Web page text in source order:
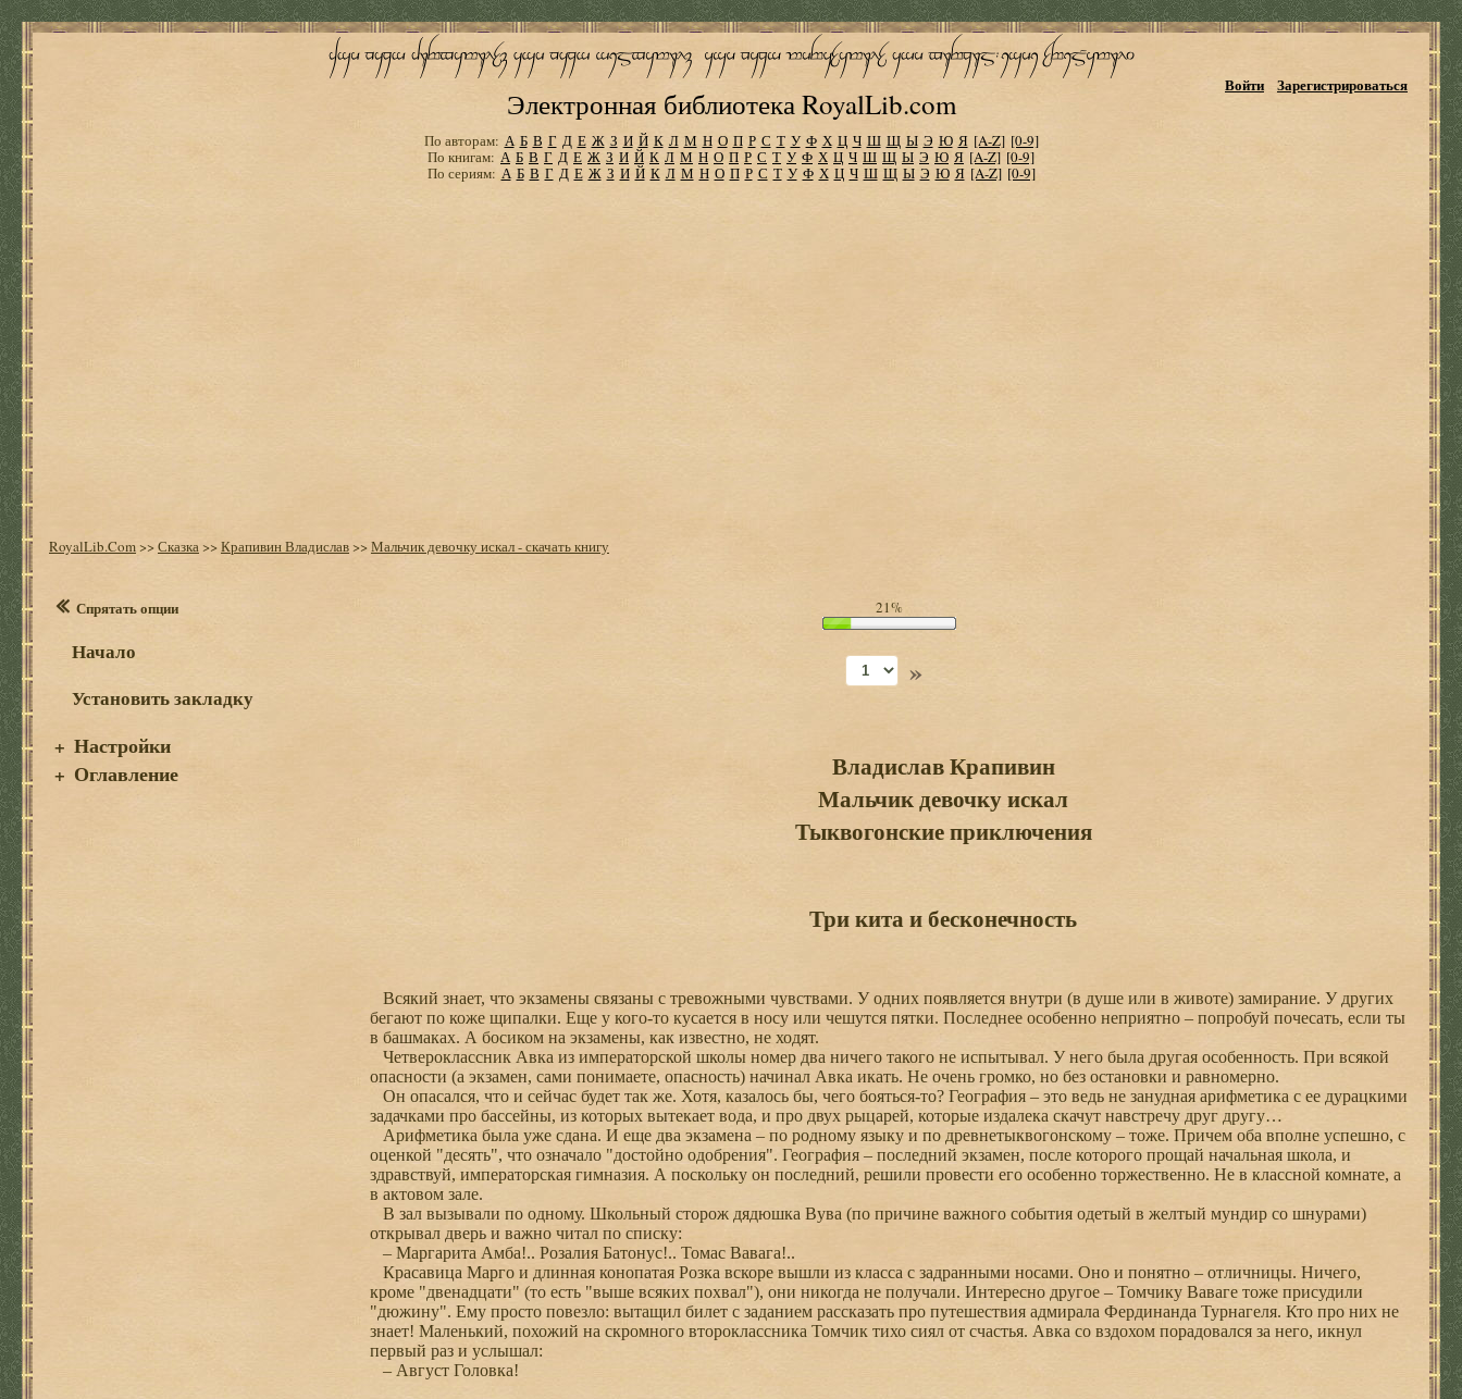
Электронная библиотека RoyalLib.com
Войти Зарегистрироваться
По авторам: А Б В Г Д Е Ж З И Й К Л М Н О П Р С Т У Ф Х Ц Ч Ш Щ Ы Э Ю Я [A-Z] [0-9]
По книгам: А Б В Г Д Е Ж З И Й К Л М Н О П Р С Т У Ф Х Ц Ч Ш Щ Ы Э Ю Я [A-Z] [0-9]
По сериям: А Б В Г Д Е Ж З И Й К Л М Н О П Р С Т У Ф Х Ц Ч Ш Щ Ы Э Ю Я [A-Z] [0-9]
RoyalLib.Com>>Сказка>>Крапивин Владислав>>Мальчик девочку искал - скачать книгу
Спрятать опции
Начало
Установить закладку
+ Настройки
+ Оглавление
21%
»
Владислав Крапивин
Мальчик девочку искал
Тыквогонские приключения
Три кита и бесконечность
Всякий знает, что экзамены связаны с тревожными чувствами. У одних появляется внутри (в душе или в животе) замирание. У других
бегают по коже щипалки. Еще у кого-то кусается в носу или чешутся пятки. Последнее особенно неприятно – попробуй почесать, если ты
в башмаках. А босиком на экзамены, как известно, не ходят.
Четвероклассник Авка из императорской школы номер два ничего такого не испытывал. У него была другая особенность. При всякой
опасности (а экзамен, сами понимаете, опасность) начинал Авка икать. Не очень громко, но без остановки и равномерно.
Он опасался, что и сейчас будет так же. Хотя, казалось бы, чего бояться-то? География – это ведь не занудная арифметика с ее дурацкими
задачками про бассейны, из которых вытекает вода, и про двух рыцарей, которые издалека скачут навстречу друг другу…
Арифметика была уже сдана. И еще два экзамена – по родному языку и по древнетыквогонскому – тоже. Причем оба вполне успешно, с
оценкой "десять", что означало "достойно одобрения". География – последний экзамен, после которого прощай начальная школа, и
здравствуй, императорская гимназия. А поскольку он последний, решили провести его особенно торжественно. Не в классной комнате, а
в актовом зале.
В зал вызывали по одному. Школьный сторож дядюшка Вува (по причине важного события одетый в желтый мундир со шнурами)
открывал дверь и важно читал по списку:
– Маргарита Амба!.. Розалия Батонус!.. Томас Вавага!..
Красавица Марго и длинная конопатая Розка вскоре вышли из класса с задранными носами. Оно и понятно – отличницы. Ничего,
кроме "двенадцати" (то есть "выше всяких похвал"), они никогда не получали. Интересно другое – Томчику Ваваге тоже присудили
"дюжину". Ему просто повезло: вытащил билет с заданием рассказать про путешествия адмирала Фердинанда Турнагеля. Кто про них не
знает! Маленький, похожий на скромного второклассника Томчик тихо сиял от счастья. Авка со вздохом порадовался за него, икнул
первый раз и услышал:
– Август Головка!